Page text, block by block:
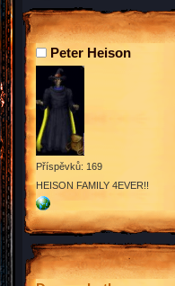
Peter Heison
Příspěvků: 169
HEISON FAMILY 4EVER!!